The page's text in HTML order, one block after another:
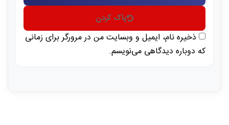
پاک کردن
ذخیره نام، ایمیل و وبسایت من در مرورگر برای زمانی
که دوباره دیدگاهی می‌نویسم.